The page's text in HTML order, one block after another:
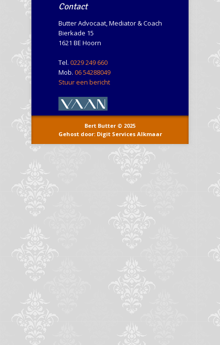
Contact
Butter Advocaat, Mediator & Coach
Bierkade 15
1621 BE Hoorn
Tel. 0229 249 660
Mob. 06 54288049
Stuur een bericht
Bert Butter © 2025
Gehost door: Digit Services Alkmaar